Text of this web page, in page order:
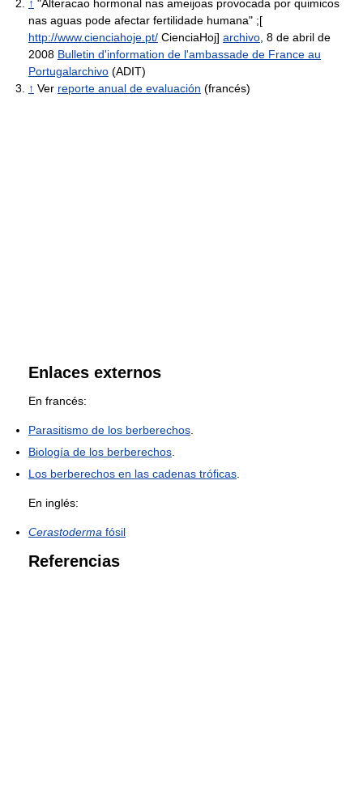
↑ "Alteracao hormonal nas ameijoas provocada por quimicos
nas aguas pode afectar fertilidade humana" ;[
http://www.cienciahoje.pt/ CienciaHoj] archivo , 8 de abril de
2008 Bulletin d'information de l'ambassade de France au
Portugalarchivo (ADIT)
↑ Ver reporte anual de evaluación (francés)
Enlaces externos
En francés:
Parasitismo de los berberechos
Biología de los berberechos
Los berberechos en las cadenas tróficas
En inglés:
Cerastoderma fósil
Referencias